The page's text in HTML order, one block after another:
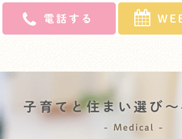
電話する
子育てと住まい選び
Medical